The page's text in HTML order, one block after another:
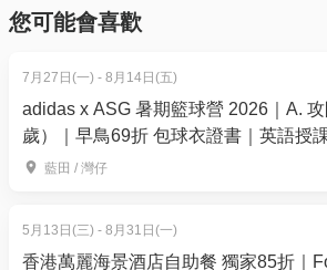
4.元朗形點2期2樓A227號舖
6.屯門黃金海岸商場地下28號舖
怡健堂中醫取藥地點
*可到以下怡健堂分店取藥/或以速遞
住所或指定地點*
內)
您可能會喜歡
7月27日(一) - 8月14日(五)
adidas x ASG 暑期籃球營 2026｜A.
歲）｜早鳥69折 包球衣證書｜英語授
籃球經驗的學員｜藍⽥、灣仔【用推廣
藍田 / 灣仔
5月13日(三) - 8月31日(一)
香港萬麗海景酒店自助餐 獨家85折｜